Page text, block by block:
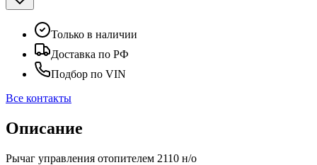
Только в наличии
Доставка по РФ
Подбор по VIN
Все контакты
Описание
Рычаг управления отопителем 2110 н/о